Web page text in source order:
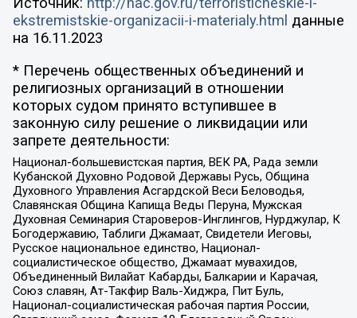
Источник: http://nac.gov.ru/terroristicheskie-i-
ekstremistskie-organizacii-i-materialy.html данные
на 16.11.2023
* Перечень общественных объединений и
религиозных организаций в отношении
которых судом принято вступившее в
законную силу решение о ликвидации или
запрете деятельности:
Национал-большевистская партия, ВЕК РА, Рада земли
Кубанской Духовно Родовой Державы Русь, Община
Духовного Управления Асгардской Веси Беловодья,
Славянская Община Капища Веды Перуна, Мужская
Духовная Семинария Староверов-Инглингов, Нурджулар, К
Богодержавию, Таблиги Джамаат, Свидетели Иеговы,
Русское национальное единство, Национал-
социалистическое общество, Джамаат мувахидов,
Объединенный Вилайат Кабарды, Балкарии и Карачая,
Союз славян, Ат-Такфир Валь-Хиджра, Пит Буль,
Национал-социалистическая рабочая партия России,